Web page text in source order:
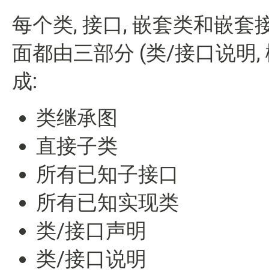
每个类, 接口, 嵌套类和嵌套
面都由三部分 (类/接口说明
成:
类继承图
直接子类
所有已知子接口
所有已知实现类
类/接口声明
类/接口说明